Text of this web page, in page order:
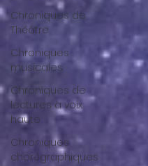
Chroniques de
Théâtre
Chroniques
musicales
Chroniques de
lectures à voix
haute
Chroniques
chorégraphiques